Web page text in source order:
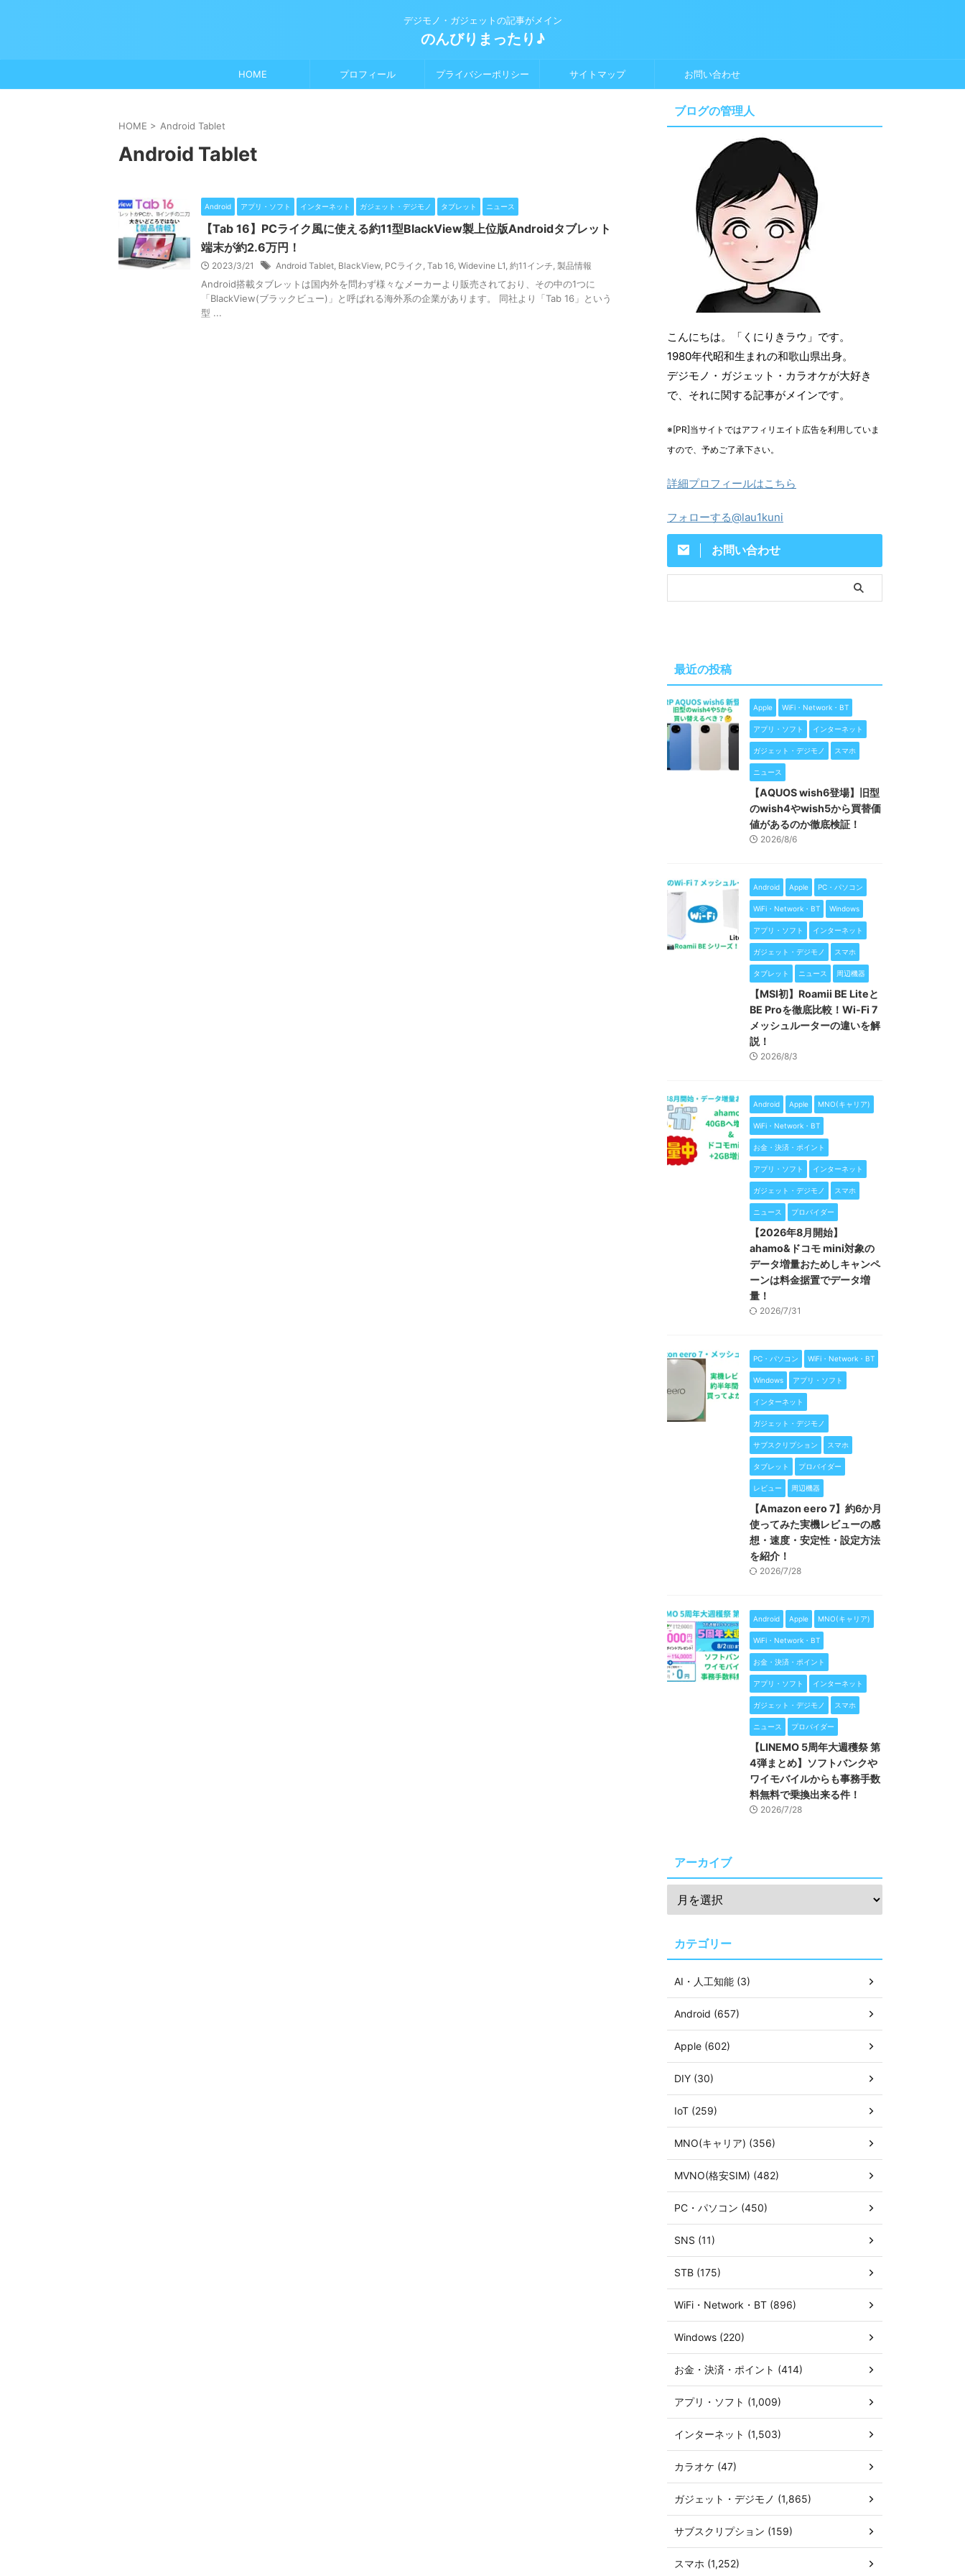
デジモノ・ガジェットの記事がメイン
のんびりまったり♪
HOME プロフィール プライバシーポリシー サイトマップ お問い合わせ
HOME > Android Tablet
Android Tablet
Android アプリ・ソフト インターネット ガジェット・デジモノ タブレット ニュース
【Tab 16】PCライク風に使える約11型BlackView製上位版Androidタブレット
端末が約2.6万円！
2023/3/21 Android Tablet, BlackView, PCライク , Tab 16, Widevine L1, 約11インチ, 製品情報
Android搭載タブレットは国内外を問わず様々なメーカーより販売されており、その中の1つに
「BlackView(ブラックビュー)」と呼ばれる海外系の企業があります。 同社より「Tab 16」という
型 ...
ブログの管理人
こんにちは。「くにりきラウ」です。
1980年代昭和生まれの和歌山県出身。
デジモノ・ガジェット・カラオケが大好き
で、それに関する記事がメインです。
※[PR]当サイトではアフィリエイト広告を利用していま
すので、予めご了承下さい。
詳細プロフィールはこちら
フォローする@lau1kuni
お問い合わせ
最近の投稿
Apple WiFi・Network・BT
アプリ・ソフト インターネット
ガジェット・デジモノ スマホ
ニュース
【AQUOS wish6登場】旧型
のwish4やwish5から買替価
値があるのか徹底検証！
2026/8/6
Android Apple PC・パソコン
WiFi・Network・BT Windows
アプリ・ソフト インターネット
ガジェット・デジモノ スマホ
タブレット ニュース 周辺機器
【MSI初】Roamii BE Liteと
BE Proを徹底比較！Wi-Fi 7
メッシュルーターの違いを解
説！
2026/8/3
Android Apple MNO(キャリア)
WiFi・Network・BT
お金・決済・ポイント
アプリ・ソフト インターネット
ガジェット・デジモノ スマホ
ニュース プロバイダー
【2026年8月開始】
ahamo&ドコモ mini対象の
データ増量おためしキャンペ
ーンは料金据置でデータ増
量！
2026/7/31
PC・パソコン WiFi・Network・BT
Windows アプリ・ソフト
インターネット
ガジェット・デジモノ
サブスクリプション スマホ
タブレット プロバイダー
レビュー 周辺機器
【Amazon eero 7】約6か月
使ってみた実機レビューの感
想・速度・安定性・設定方法
を紹介！
2026/7/28
Android Apple MNO(キャリア)
WiFi・Network・BT
お金・決済・ポイント
アプリ・ソフト インターネット
ガジェット・デジモノ スマホ
ニュース プロバイダー
【LINEMO 5周年大週穫祭 第
4弾まとめ】ソフトバンクや
ワイモバイルからも事務手数
料無料で乗換出来る件！
2026/7/28
アーカイブ
カテゴリー
AI・人工知能 (3)
Android (657)
Apple (602)
DIY (30)
IoT (259)
MNO(キャリア) (356)
MVNO(格安SIM) (482)
PC・パソコン (450)
SNS (11)
STB (175)
WiFi・Network・BT (896)
Windows (220)
お金・決済・ポイント (414)
アプリ・ソフト (1,009)
インターネット (1,503)
カラオケ (47)
ガジェット・デジモノ (1,865)
サブスクリプション (159)
スマホ (1,252)